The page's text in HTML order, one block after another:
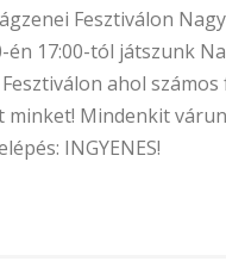
Nagytarcsán!
játszunk Nagytarcsán
ahol számos fellépő
várunk